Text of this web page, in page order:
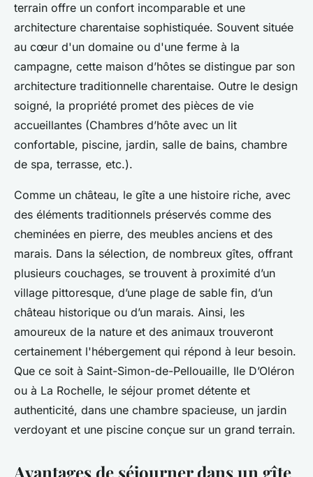
terrain offre un confort incomparable et une
architecture charentaise sophistiquée. Souvent située
au cœur d'un domaine ou d'une ferme à la
campagne, cette maison d’hôtes se distingue par son
architecture traditionnelle charentaise. Outre le design
soigné, la propriété promet des pièces de vie
accueillantes (Chambres d’hôte avec un lit
confortable, piscine, jardin, salle de bains, chambre
de spa, terrasse, etc.).
Comme un château, le gîte a une histoire riche, avec
des éléments traditionnels préservés comme des
cheminées en pierre, des meubles anciens et des
marais. Dans la sélection, de nombreux gîtes, offrant
plusieurs couchages, se trouvent à proximité d’un
village pittoresque, d’une plage de sable fin, d’un
château historique ou d’un marais. Ainsi, les
amoureux de la nature et des animaux trouveront
certainement l'hébergement qui répond à leur besoin.
Que ce soit à Saint-Simon-de-Pellouaille, Ile D’Oléron
ou à La Rochelle, le séjour promet détente et
authenticité, dans une chambre spacieuse, un jardin
verdoyant et une piscine conçue sur un grand terrain.
Avantages de séjourner dans un gîte